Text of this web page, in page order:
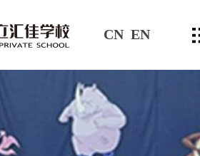
CN EN